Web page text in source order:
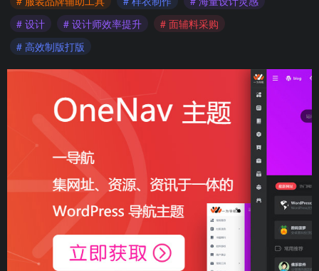
# 设计
# 设计师效率提升
# 面辅料采购
# 高效制版打版